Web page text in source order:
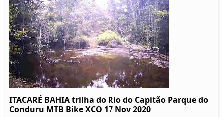
ITACARÉ BAHIA trilha do Rio do Capitão Parque do
Conduru MTB Bike XCO 17 Nov 2020